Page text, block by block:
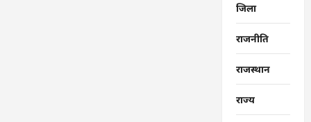
जिला
राजनीति
राजस्थान
राज्‍य